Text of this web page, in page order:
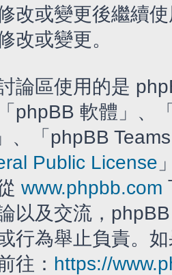
改或變更後繼續
改或變更。
論區使用的是
phpBB 軟體」、
、「phpBB
Public License
www.phpbb.com
論以及交流，
行為舉止負責。
往： https://